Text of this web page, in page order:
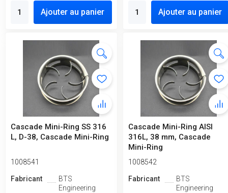
Ajouter au panier Ajouter au panier
Cascade Mini-Ring SS 316
L, D-38, Cascade Mini-Ring
1008541
Fabricant
BTS
Engineering
Cascade Mini-Ring AISI
316L, 38 mm, Cascade
Mini-Ring
1008542
Fabricant
BTS
Engineering